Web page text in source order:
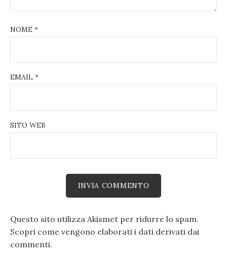
NOME *
EMAIL *
SITO WEB
Questo sito utilizza Akismet per ridurre lo spam.
Scopri come vengono elaborati i dati derivati dai
commenti.